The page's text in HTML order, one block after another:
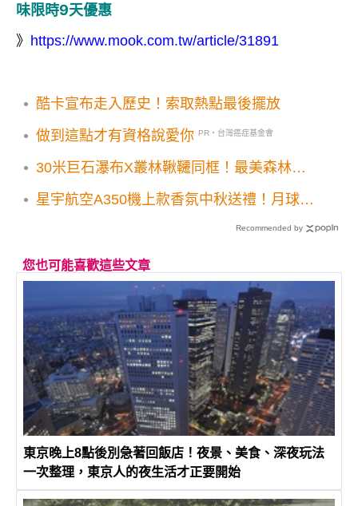
味限時9天優惠
》 https://www.mook.com.tw/article/31891
酷卡宣布走入歷史！索取熱點最後擺放
做到這點才有資格說愛你 PR・台灣癌症基金會
30米巨石瀑布X叢林鞦韆同框！最美森林步
星宇航空A350機上款香氛中秋送禮！月球概
Recommended by
您也可能喜歡這些文章
東京晚上8點後別急著回飯店！夜景、美食、深夜玩法
一次整理，東京人的夜生活才正要開始